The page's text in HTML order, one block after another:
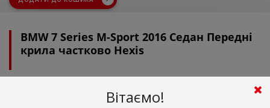
BMW 7 Series M-Sport 2016 Седан Передні
крила частково Hexis
грн.
Вітаємо!